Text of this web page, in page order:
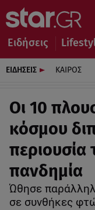
Ειδήσεις
ΕΙΔΗΣΕΙΣ ΚΑΙΡΟΣ
Οι 10
κόσμου
περιουσία
πανδημία
Ώθησε
σε συνθήκες